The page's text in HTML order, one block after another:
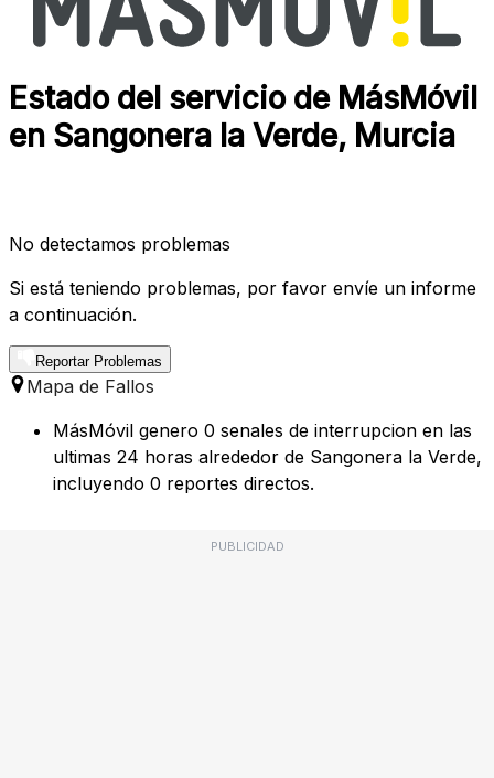
Estado del servicio de MásMóvil
en Sangonera la Verde, Murcia
No detectamos problemas
Si está teniendo problemas, por favor envíe un informe
a continuación.
Reportar Problemas
Mapa de Fallos
MásMóvil genero 0 senales de interrupcion en las
ultimas 24 horas alrededor de Sangonera la Verde,
incluyendo 0 reportes directos.
PUBLICIDAD